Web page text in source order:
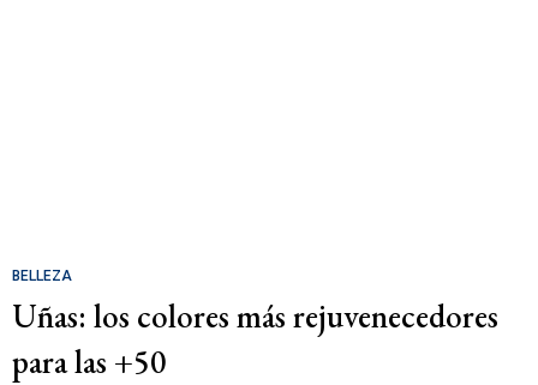
BELLEZA
Uñas: los colores más rejuvenecedores
para las +50